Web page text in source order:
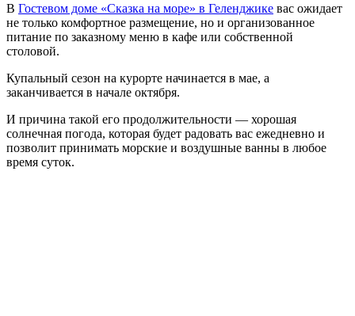
В Гостевом доме «Сказка на море» в Геленджике вас ожидает
не только комфортное размещение, но и организованное
питание по заказному меню в кафе или собственной
столовой.
Купальный сезон на курорте начинается в мае, а
заканчивается в начале октября.
И причина такой его продолжительности — хорошая
солнечная погода, которая будет радовать вас ежедневно и
позволит принимать морские и воздушные ванны в любое
время суток.